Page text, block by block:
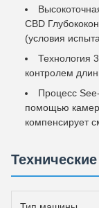
CBD
(условия
Технология
контролем
Процесс
помощью
компенсирует